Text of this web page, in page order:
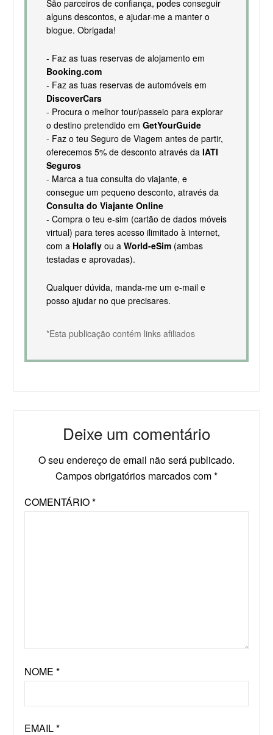
São parceiros de confiança, podes conseguir
alguns descontos, e ajudar-me a manter o
blogue. Obrigada!
- Faz as tuas reservas de alojamento em
Booking.com
- Faz as tuas reservas de automóveis em
DiscoverCars
- Procura o melhor tour/passeio para explorar
o destino pretendido em GetYourGuide
- Faz o teu Seguro de Viagem antes de partir,
oferecemos 5% de desconto através da IATI
Seguros
- Marca a tua consulta do viajante, e
consegue um pequeno desconto, através da
Consulta do Viajante Online
- Compra o teu e-sim (cartão de dados móveis
virtual) para teres acesso ilimitado à internet,
com a Holaflyou a World-eSim(ambas
testadas e aprovadas).
Qualquer dúvida, manda-me um e-mail e
posso ajudar no que precisares.
*Esta publicação contém links afiliados
Deixe um comentário
O seu endereço de email não será publicado.
Campos obrigatórios marcados com*
COMENTÁRIO*
NOME *
EMAIL*